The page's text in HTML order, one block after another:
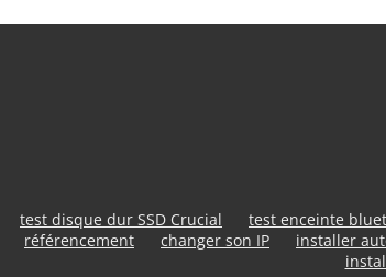
test disque dur SSD Crucial test enceinte
référencement
changer son IP installer